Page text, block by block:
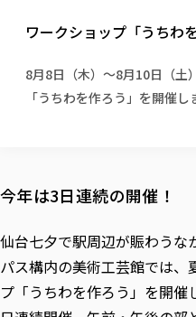
教育方針
校歌の歴史
校章・マーク・カラー
教職員募集
キャンパス案内
社会連携・研究
カリキュラム編成ガイドラ
本学のシラバスについて
大学広報誌「TFU
初年次教育（リエゾンゼ
リエゾンゼミ・ナビ（テ
お役立ち情報（リンク集）
情報公開
寄附行為
大学評価
学校教育法施行規則第172
教職課程における情報の公
学部・学科等設置計画履
福祉心理学科
教育学部
教育学科
健康科学部
健康科学部
医療経営管理学科
大学院
大学院
デジタルパンフ
進学相談会
取得可能な資格・免許
進路・就職支援
東北福祉大学のキャリア教
採用ご担当者様へ
求人の受付について
単独学内説明会のご案内
在学生の方
在学生の方
資格取得報奨制度について
卒業生の方
体育会・運動サークル
大学指定団体紹介
外国人在学生
Prospective Students
東北福祉大学の研究活動
東北福祉大学の研究紹介
共同研究等をご検討の皆
東北福祉大学の紀要
東北福祉大学の紀要・リ
生涯学習・社会人講座
関連法人
取材について
ワークショップ「うちわ
8月8日（木）～8月10日（土
「うちわを作ろう」を開催し
今年は3日連続の開催！
仙台七夕で駅周辺が賑わうな
パス構内の美術工芸館では、
プ「うちわを作ろう」を開催